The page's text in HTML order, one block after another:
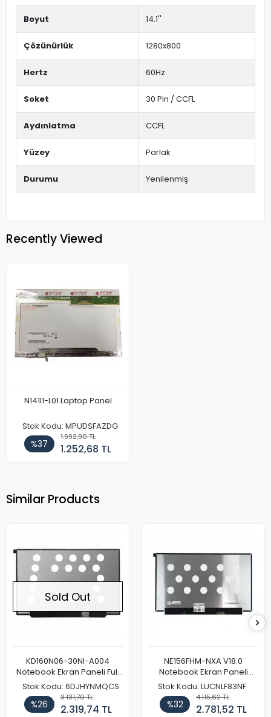
Boyut 14.1''
Çözünürlük 1280x800
Hertz 60Hz
Soket 30 Pin / CCFL
Aydınlatma CCFL
Yüzey Parlak
Durumu Yenilenmiş
Recently Viewed
N141I1-L01 Laptop Panel
Stok Kodu: MPUDSFAZDG
%37
1.992,90 TL
1.252,68 TL
Similar Products
Sold Out
KD160N06-30NI-A004
Notebook Ekran Paneli Full
HD
Stok Kodu: 6DJHYNMQCS
%26
3.131,70 TL
2.319,74 TL
NE156FHM-NXA V18.0
Notebook Ekran Paneli
144Hz
Stok Kodu: LUCNLF83NF
%32
4.115,62 TL
2.781,52 TL